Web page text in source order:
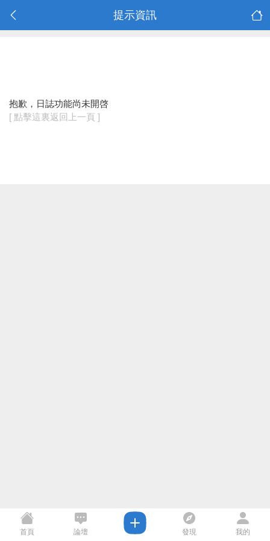
提示資訊
抱歉，日誌功能尚未開啓
[ 點擊這裏返回上一頁 ]
首頁 論壇 發現 我的